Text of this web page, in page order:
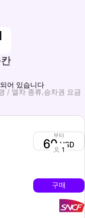
칸
어 있습니다
/ 열차 종류 승차권 요금
부터
60 USD
1
구매